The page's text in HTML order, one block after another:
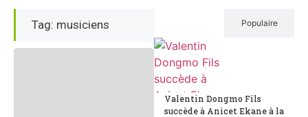
Tag: musiciens Populaire
Valentin Dongmo Fils
succède à Anicet Ekane à la